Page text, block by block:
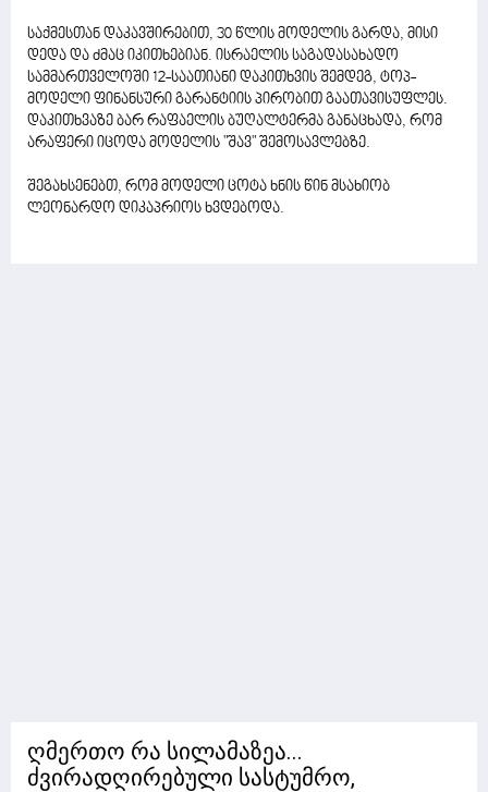
საქმესთან დაკავშირებით, 30 წლის მოდელის გარდა, მისი
დედა და ძმაც იკითხებიან. ისრაელის საგადასახადო
სამმართველოში 12-საათიანი დაკითხვის შემდეგ, ტოპ-
მოდელი ფინანსური გარანტიის პირობით გაათავისუფლეს.
დაკითხვაზე ბარ რაფაელის ბუღალტერმა განაცხადა, რომ
არაფერი იცოდა მოდელის "შავ" შემოსავლებზე.
შეგახსენებთ, რომ მოდელი ცოტა ხნის წინ მსახიობ
ლეონარდო დიკაპრიოს ხვდებოდა.
ღმერთო რა სილამაზეა...
ძვირადღირებული სასტუმრო,